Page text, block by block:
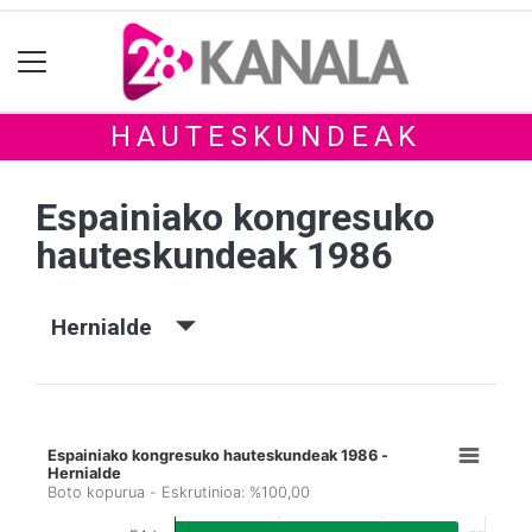
HAUTESKUNDEAK
Espainiako kongresuko
hauteskundeak 1986
Hernialde
Espainiako kongresuko hauteskundeak 1986 -
Hernialde
Boto kopurua - Eskrutinioa: %100,00